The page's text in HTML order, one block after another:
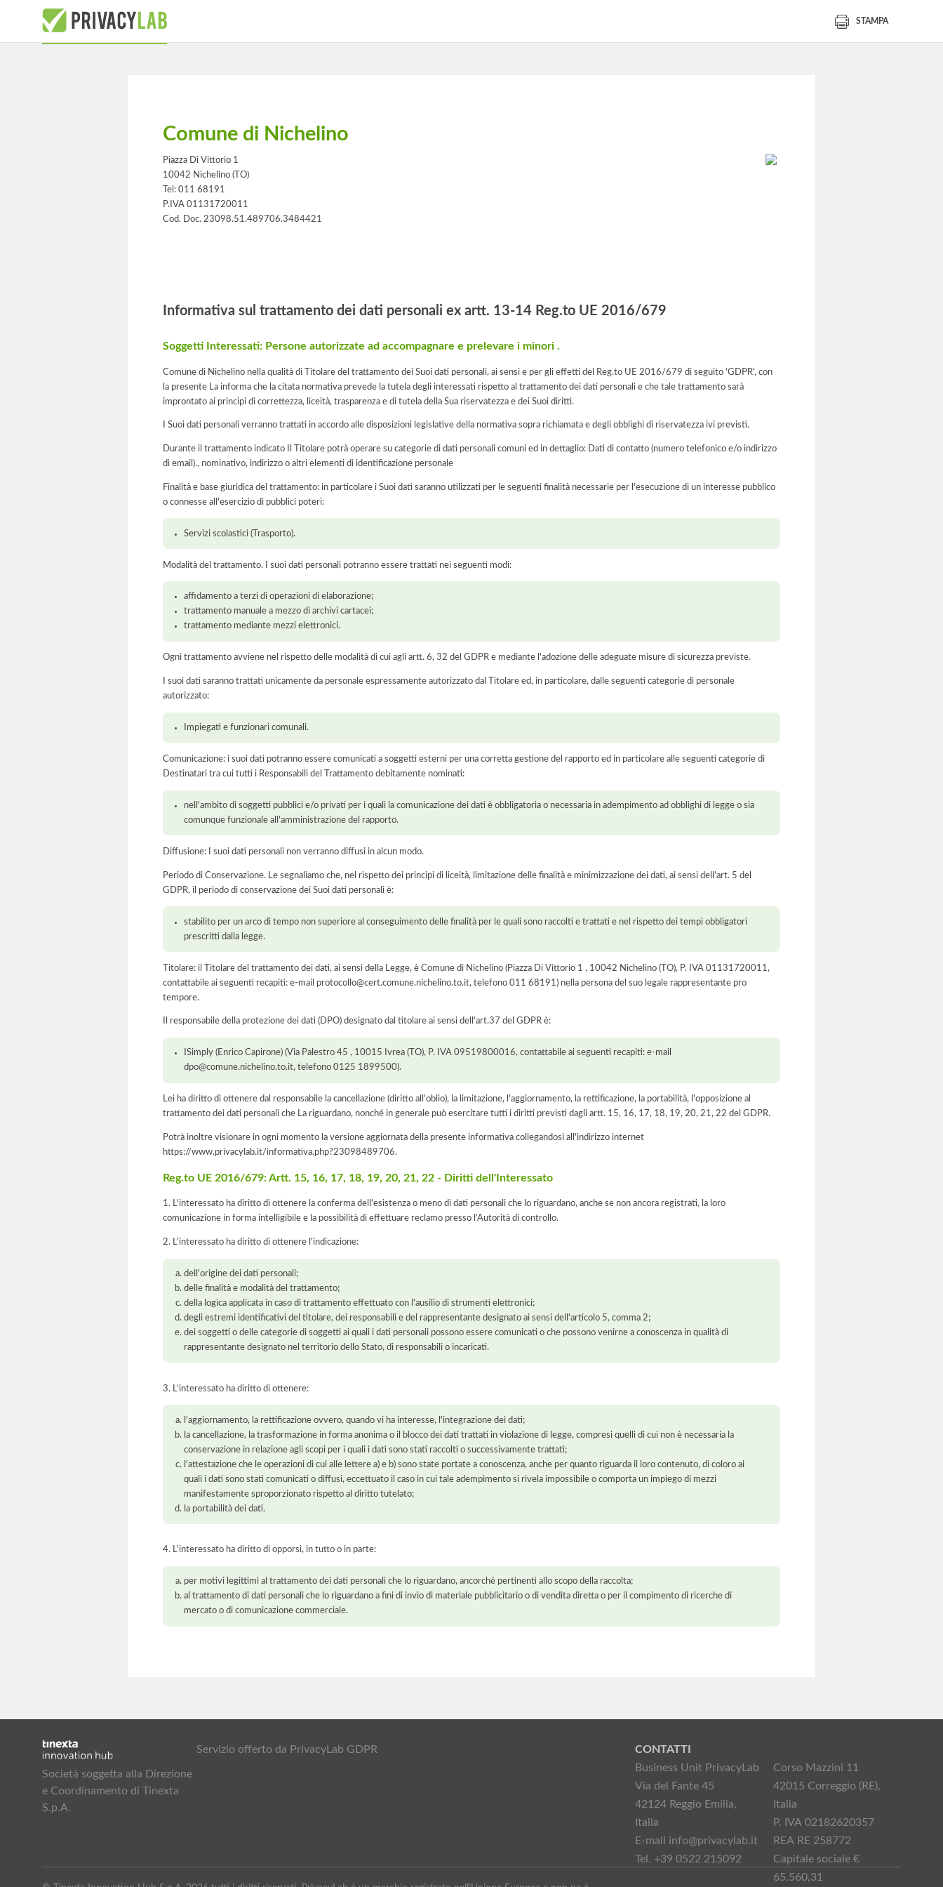
STAMPA
Comune di Nichelino
Piazza Di Vittorio 1
10042 Nichelino (TO)
Tel: 011 68191
P.IVA 01131720011
Cod. Doc. 23098.51.489706.3484421
Informativa sul trattamento dei dati personali ex artt. 13-14 Reg.to UE 2016/679
Soggetti Interessati: Persone autorizzate ad accompagnare e prelevare i minori .
Comune di Nichelino nella qualità di Titolare del trattamento dei Suoi dati personali, ai sensi e per gli effetti del Reg.to UE 2016/679 di seguito 'GDPR', con
la presente La informa che la citata normativa prevede la tutela degli interessati rispetto al trattamento dei dati personali e che tale trattamento sarà
improntato ai principi di correttezza, liceità, trasparenza e di tutela della Sua riservatezza e dei Suoi diritti.
I Suoi dati personali verranno trattati in accordo alle disposizioni legislative della normativa sopra richiamata e degli obblighi di riservatezza ivi previsti.
Durante il trattamento indicato Il Titolare potrà operare su categorie di dati personali comuni ed in dettaglio: Dati di contatto (numero telefonico e/o indirizzo
di email)., nominativo, indirizzo o altri elementi di identificazione personale
Finalità e base giuridica del trattamento: in particolare i Suoi dati saranno utilizzati per le seguenti finalità necessarie per l'esecuzione di un interesse pubblico
o connesse all'esercizio di pubblici poteri:
Servizi scolastici (Trasporto).
Modalità del trattamento. I suoi dati personali potranno essere trattati nei seguenti modi:
affidamento a terzi di operazioni di elaborazione;
trattamento manuale a mezzo di archivi cartacei;
trattamento mediante mezzi elettronici.
Ogni trattamento avviene nel rispetto delle modalità di cui agli artt. 6, 32 del GDPR e mediante l'adozione delle adeguate misure di sicurezza previste.
I suoi dati saranno trattati unicamente da personale espressamente autorizzato dal Titolare ed, in particolare, dalle seguenti categorie di personale
autorizzato:
Impiegati e funzionari comunali.
Comunicazione: i suoi dati potranno essere comunicati a soggetti esterni per una corretta gestione del rapporto ed in particolare alle seguenti categorie di
Destinatari tra cui tutti i Responsabili del Trattamento debitamente nominati:
nell'ambito di soggetti pubblici e/o privati per i quali la comunicazione dei dati è obbligatoria o necessaria in adempimento ad obblighi di legge o sia
comunque funzionale all'amministrazione del rapporto.
Diffusione: I suoi dati personali non verranno diffusi in alcun modo.
Periodo di Conservazione. Le segnaliamo che, nel rispetto dei principi di liceità, limitazione delle finalità e minimizzazione dei dati, ai sensi dell’art. 5 del
GDPR, il periodo di conservazione dei Suoi dati personali è:
stabilito per un arco di tempo non superiore al conseguimento delle finalità per le quali sono raccolti e trattati e nel rispetto dei tempi obbligatori
prescritti dalla legge.
Titolare: il Titolare del trattamento dei dati, ai sensi della Legge, è Comune di Nichelino (Piazza Di Vittorio 1 , 10042 Nichelino (TO), P. IVA 01131720011,
contattabile ai seguenti recapiti: e-mail protocollo@cert.comune.nichelino.to.it, telefono 011 68191) nella persona del suo legale rappresentante pro
tempore.
Il responsabile della protezione dei dati (DPO) designato dal titolare ai sensi dell'art.37 del GDPR è:
ISimply (Enrico Capirone) (Via Palestro 45 , 10015 Ivrea (TO), P. IVA 09519800016, contattabile ai seguenti recapiti: e-mail
dpo@comune.nichelino.to.it, telefono 0125 1899500).
Lei ha diritto di ottenere dal responsabile la cancellazione (diritto all'oblio), la limitazione, l'aggiornamento, la rettificazione, la portabilità, l'opposizione al
trattamento dei dati personali che La riguardano, nonché in generale può esercitare tutti i diritti previsti dagli artt. 15, 16, 17, 18, 19, 20, 21, 22 del GDPR.
Potrà inoltre visionare in ogni momento la versione aggiornata della presente informativa collegandosi all'indirizzo internet
https://www.privacylab.it/informativa.php?23098489706.
Reg.to UE 2016/679: Artt. 15, 16, 17, 18, 19, 20, 21, 22 - Diritti dell'Interessato
1. L'interessato ha diritto di ottenere la conferma dell'esistenza o meno di dati personali che lo riguardano, anche se non ancora registrati, la loro
comunicazione in forma intelligibile e la possibilità di effettuare reclamo presso l’Autorità di controllo.
2. L'interessato ha diritto di ottenere l'indicazione:
dell'origine dei dati personali;
delle finalità e modalità del trattamento;
della logica applicata in caso di trattamento effettuato con l'ausilio di strumenti elettronici;
degli estremi identificativi del titolare, dei responsabili e del rappresentante designato ai sensi dell'articolo 5, comma 2;
dei soggetti o delle categorie di soggetti ai quali i dati personali possono essere comunicati o che possono venirne a conoscenza in qualità di
rappresentante designato nel territorio dello Stato, di responsabili o incaricati.
3. L'interessato ha diritto di ottenere:
l'aggiornamento, la rettificazione ovvero, quando vi ha interesse, l'integrazione dei dati;
la cancellazione, la trasformazione in forma anonima o il blocco dei dati trattati in violazione di legge, compresi quelli di cui non è necessaria la
conservazione in relazione agli scopi per i quali i dati sono stati raccolti o successivamente trattati;
l'attestazione che le operazioni di cui alle lettere a) e b) sono state portate a conoscenza, anche per quanto riguarda il loro contenuto, di coloro ai
quali i dati sono stati comunicati o diffusi, eccettuato il caso in cui tale adempimento si rivela impossibile o comporta un impiego di mezzi
manifestamente sproporzionato rispetto al diritto tutelato;
la portabilità dei dati.
4. L'interessato ha diritto di opporsi, in tutto o in parte:
per motivi legittimi al trattamento dei dati personali che lo riguardano, ancorché pertinenti allo scopo della raccolta;
al trattamento di dati personali che lo riguardano a fini di invio di materiale pubblicitario o di vendita diretta o per il compimento di ricerche di
mercato o di comunicazione commerciale.
Società soggetta alla Direzione
e Coordinamento di Tinexta
S.p.A.
Servizio offerto da PrivacyLab GDPR
CONTATTI
Business Unit PrivacyLab
Via del Fante 45
42124 Reggio Emilia,
Italia
E-mail info@privacylab.it
Tel. +39 0522 215092
Corso Mazzini 11
42015 Correggio (RE),
Italia
P. IVA 02182620357
REA RE 258772
Capitale sociale €
65.560,31